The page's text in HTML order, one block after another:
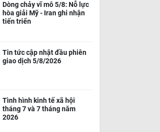
Dòng chảy vĩ mô 5/8: Nỗ lực
hòa giải Mỹ - Iran ghi nhận
tiến triển
Tin tức cập nhật đầu phiên
giao dịch 5/8/2026
Tình hình kinh tế xã hội
tháng 7 và 7 tháng năm
2026